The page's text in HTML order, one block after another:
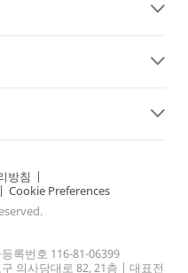
방침 |
| Cookie Preferences
록번호 116-81-06399
의사당대로 82, 21층 | 대표전